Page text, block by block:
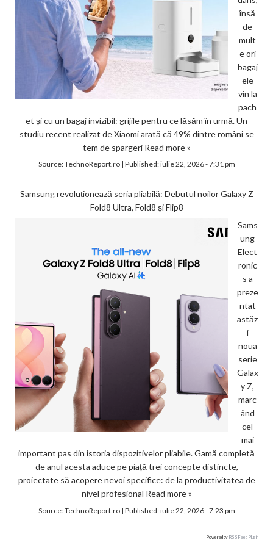
însă
de
mult
e ori
bagaj
ele
vin la
pach
et și cu un bagaj invizibil: grijile pentru ce lăsăm în urmă. Un
studiu recent realizat de Xiaomi arată că 49% dintre români se
tem de spargeri Read more »
Source:TechnoReport.ro| Published:iulie 22, 2026 - 7:31 pm
Samsung revoluționează seria pliabilă: Debutul noilor Galaxy Z
Fold8 Ultra, Fold8 și Flip8
Sams
ung
Elect
ronic
s a
preze
ntat
astăz
i
noua
serie
Galax
y Z,
marc
ând
cel
mai
important pas din istoria dispozitivelor pliabile. Gamă completă
de anul acesta aduce pe piață trei concepte distincte,
proiectate să acopere nevoi specifice: de la productivitatea de
nivel profesional Read more »
Source:TechnoReport.ro| Published:iulie 22, 2026 - 7:23 pm
Powered by RSS Feed Plugin